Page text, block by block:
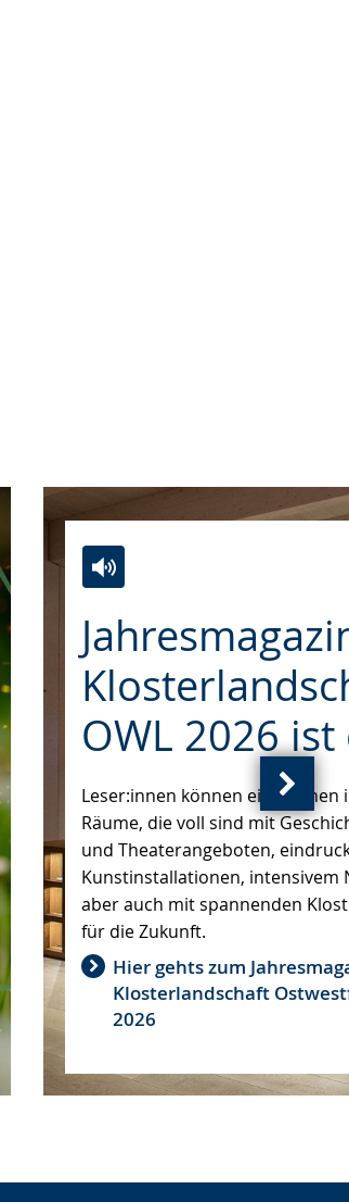
(
von
OWL 2026 ist
Leser:innen können eintauchen
Räume, die voll sind mit
und Theaterangeboten,
Kunstinstallationen, intensivem
aber auch mit spannenden
für die Zukunft.
Hier gehts zum
Klosterlandschaft
2026
Leichten
Sprache
wechseln.
Audio-
Unterstützung.
Video
in
Deutscher
wird